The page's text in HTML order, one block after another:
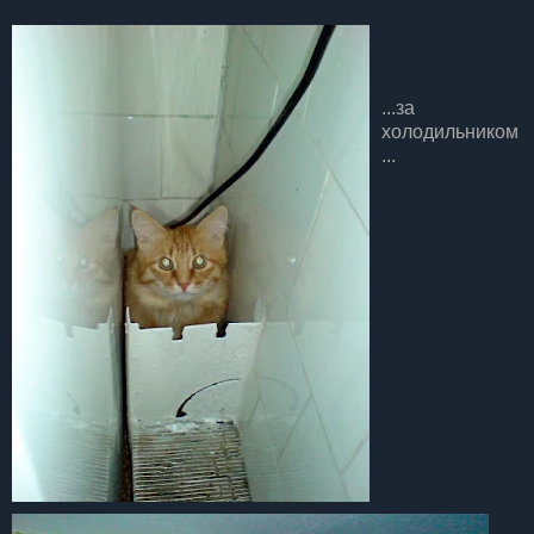
...за
холодильником
...